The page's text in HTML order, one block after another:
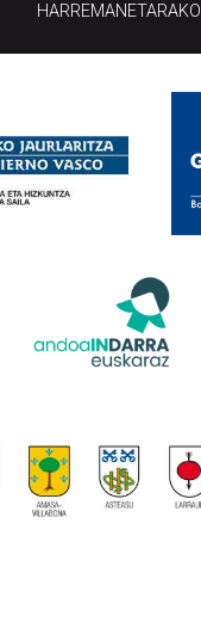
HARREMANETARAKO